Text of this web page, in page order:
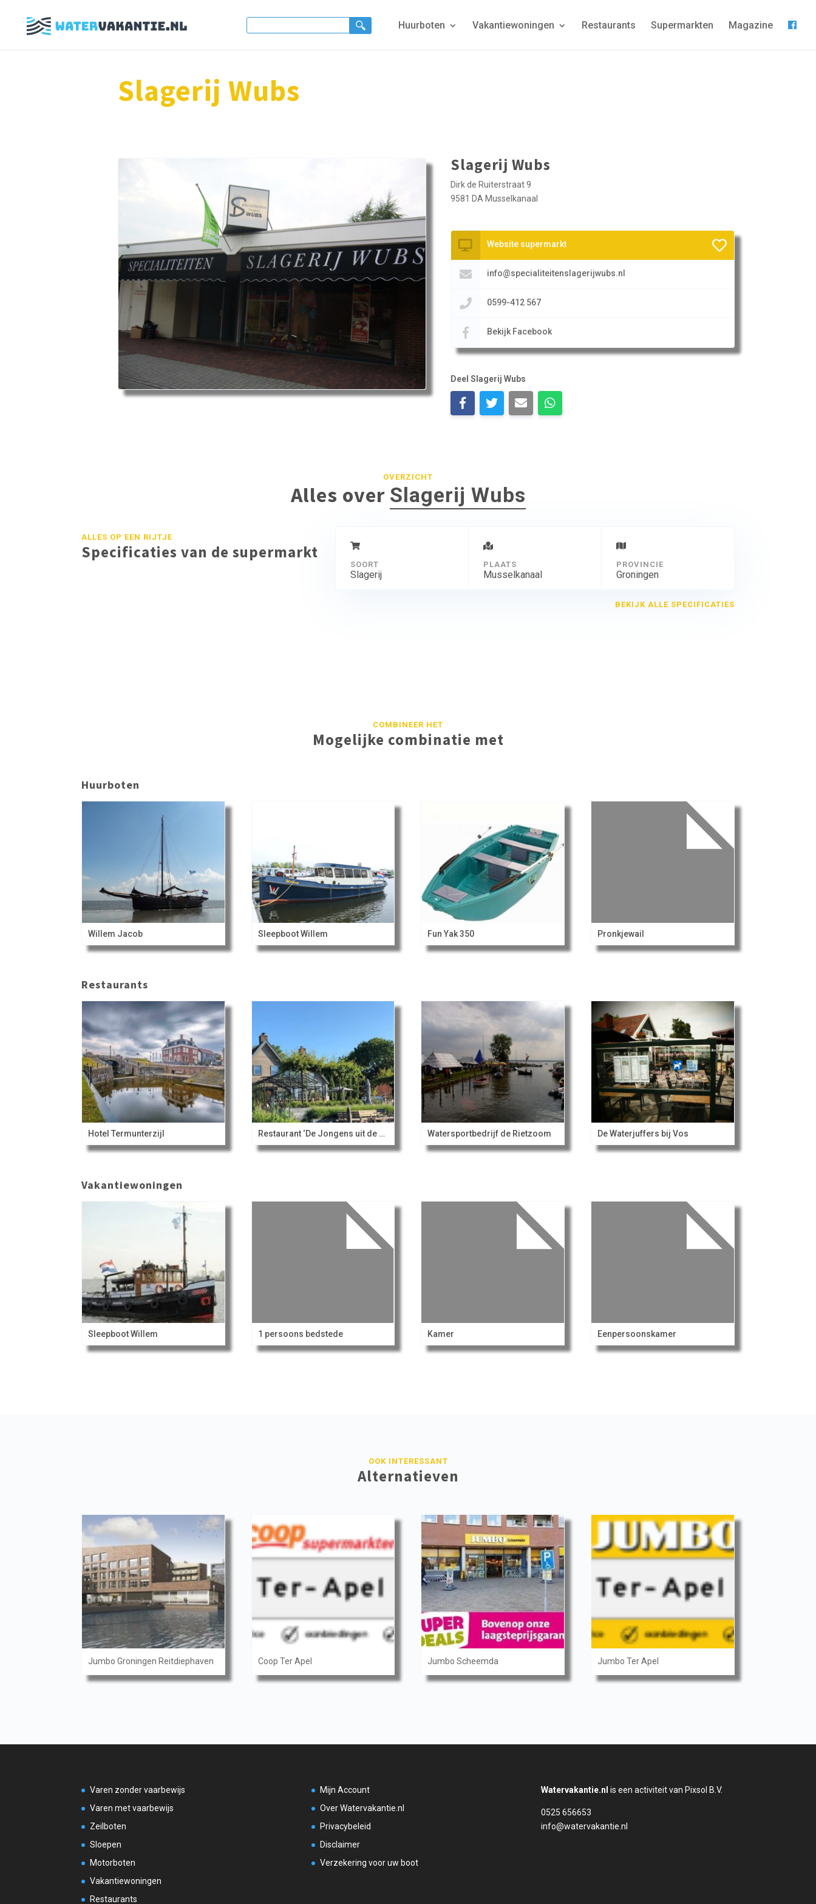
Huurboten Vakantiewoningen Restaurants Supermarkten Magazine
Slagerij Wubs
Slagerij Wubs
Dirk de Ruiterstraat 9
9581 DA Musselkanaal
Website supermarkt
info@specialiteitenslagerijwubs.nl
0599-412 567
Bekijk Facebook
Deel Slagerij Wubs
OVERZICHT
Alles over Slagerij Wubs
ALLES OP EEN RIJTJE
Specificaties van de supermarkt
SOORT
Slagerij
PLAATS
Musselkanaal
PROVINCIE
Groningen
BEKIJK ALLE SPECIFICATIES
COMBINEER HET
Mogelijke combinatie met
Huurboten
Willem Jacob Sleepboot Willem Fun Yak 350 Pronkjewail
Restaurants
Hotel Termunterzijl Restaurant ‘De Jongens uit de buurt’ Watersportbedrijf de Rietzoom De Waterjuffers bij Vos
Vakantiewoningen
Sleepboot Willem 1 persoons bedstede Kamer Eenpersoonskamer
OOK INTERESSANT
Alternatieven
Jumbo Groningen Reitdiephaven Coop Ter Apel Jumbo Scheemda Jumbo Ter Apel
Varen zonder vaarbewijs
Varen met vaarbewijs
Zeilboten
Sloepen
Motorboten
Vakantiewoningen
Restaurants
Mijn Account
Over Watervakantie.nl
Privacybeleid
Disclaimer
Verzekering voor uw boot
Watervakantie.nl is een activiteit van Pixsol B.V.
0525 656653
info@watervakantie.nl